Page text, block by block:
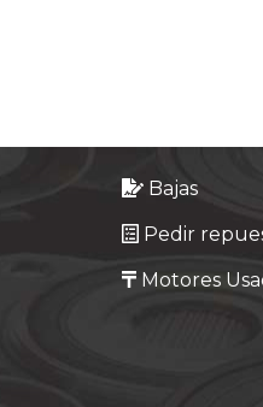
Bajas
Pedir
Motores